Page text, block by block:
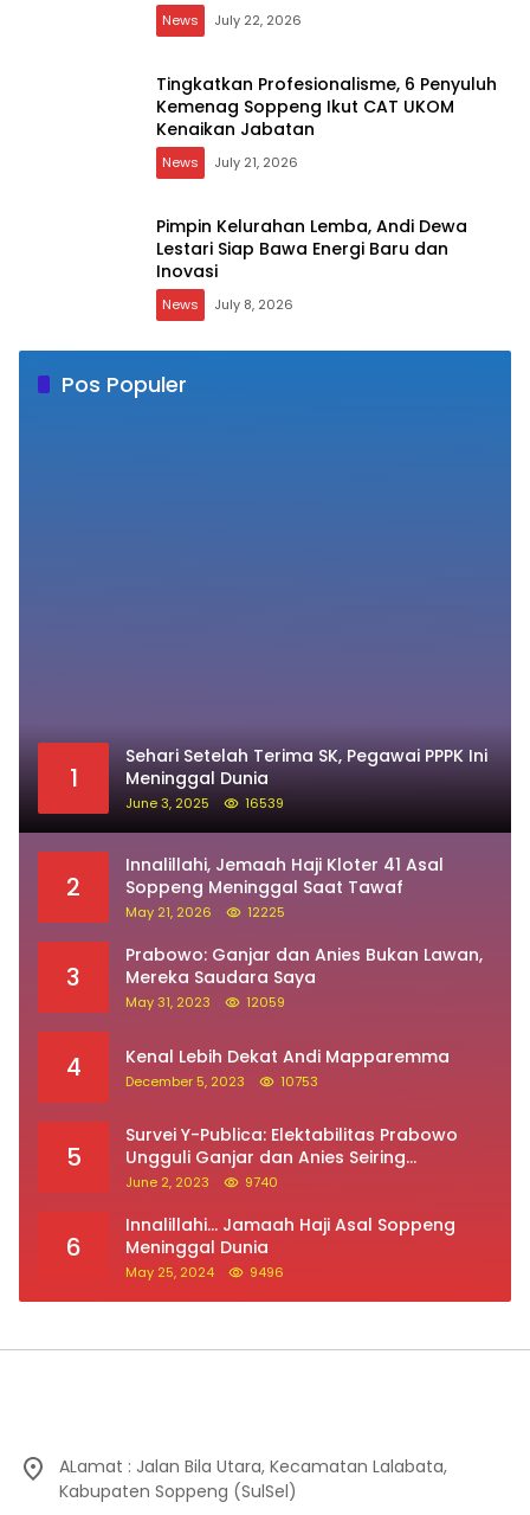
News July 22, 2026
Tingkatkan Profesionalisme, 6 Penyuluh
Kemenag Soppeng Ikut CAT UKOM
Kenaikan Jabatan
News July 21, 2026
Pimpin Kelurahan Lemba, Andi Dewa
Lestari Siap Bawa Energi Baru dan
Inovasi
News July 8, 2026
Pos Populer
1
Sehari Setelah Terima SK, Pegawai PPPK Ini
Meninggal Dunia
June 3, 2025 16539
2
Innalillahi, Jemaah Haji Kloter 41 Asal
Soppeng Meninggal Saat Tawaf
May 21, 2026 12225
3
Prabowo: Ganjar dan Anies Bukan Lawan,
Mereka Saudara Saya
May 31, 2023 12059
4 Kenal Lebih Dekat Andi Mapparemma
December 5, 2023 10753
5
Survei Y-Publica: Elektabilitas Prabowo
Ungguli Ganjar dan Anies Seiring
Kepuasan Terhadap Jokowi Naik
June 2, 2023 9740
6
Innalillahi… Jamaah Haji Asal Soppeng
Meninggal Dunia
May 25, 2024 9496
ALamat : Jalan Bila Utara, Kecamatan Lalabata,
Kabupaten Soppeng (SulSel)